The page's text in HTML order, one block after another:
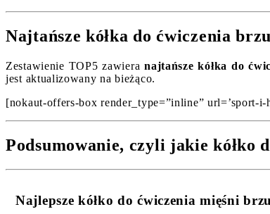
Najtańsze kółka do ćwiczenia
Zestawienie TOP5 zawieranajtańsze kółka do
jest aktualizowany na bieżąco.
[nokaut-offers-box render_type=”inline” url=’sport-i-
Podsumowanie, czyli jakie kółko
Najlepsze kółko do ćwiczenia mięśni